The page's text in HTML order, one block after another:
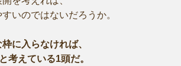
いのではないだろうか。
に入らなければ、
考えている1頭だ。